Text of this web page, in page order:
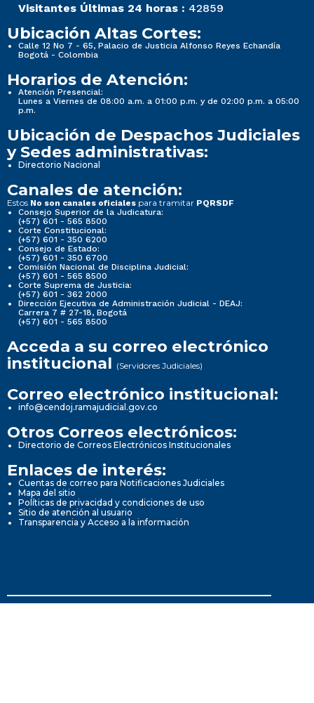
Visitantes Últimas 24 horas : 42859
Ubicación Altas Cortes:
Calle 12 No 7 - 65, Palacio de Justicia Alfonso Reyes Echandía
Bogotá - Colombia
Horarios de Atención:
Atención Presencial:
Lunes a Viernes de 08:00 a.m. a 01:00 p.m. y de 02:00 p.m. a 05:00
p.m.
Ubicación de Despachos Judiciales
y Sedes administrativas:
Directorio Nacional
Canales de atención:
Estos No son canales oficiales para tramitar PQRSDF
Consejo Superior de la Judicatura:
(+57) 601 - 565 8500
Corte Constitucional:
(+57) 601 - 350 6200
Consejo de Estado:
(+57) 601 - 350 6700
Comisión Nacional de Disciplina Judicial:
(+57) 601 - 565 8500
Corte Suprema de Justicia:
(+57) 601 - 362 2000
Dirección Ejecutiva de Administración Judicial - DEAJ:
Carrera 7 # 27-18, Bogotá
(+57) 601 - 565 8500
Acceda a su correo electrónico
institucional (Servidores Judiciales)
Correo electrónico institucional:
info@cendoj.ramajudicial.gov.co
Otros Correos electrónicos:
Directorio de Correos Electrónicos Institucionales
Enlaces de interés:
Cuentas de correo para Notificaciones Judiciales
Mapa del sitio
Políticas de privacidad y condiciones de uso
Sitio de atención al usuario
Transparencia y Acceso a la información